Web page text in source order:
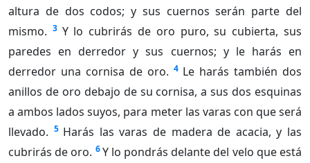
altura de dos codos; y sus cuernos serán parte del
mismo. 3 Y lo cubrirás de oro puro, su cubierta, sus
paredes en derredor y sus cuernos; y le harás en
derredor una cornisa de oro. 4 Le harás también dos
anillos de oro debajo de su cornisa, a sus dos esquinas
a ambos lados suyos, para meter las varas con que será
llevado. 5 Harás las varas de madera de acacia, y las
cubrirás de oro. 6 Y lo pondrás delante del velo que está